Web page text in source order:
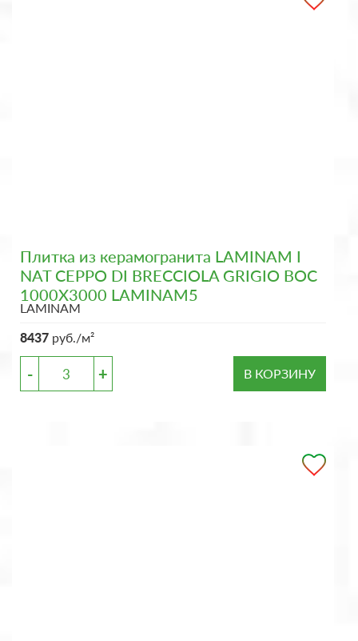
Плитка из керамогранита LAMINAM I
NAT CEPPO DI BRECCIOLA GRIGIO BOC
1000X3000 LAMINAM5
LAMINAM
8437 руб./м²
- + В КОРЗИНУ